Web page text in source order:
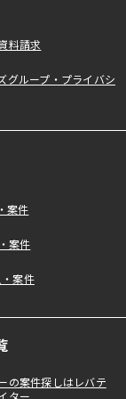
料請求
グループ・プライバシ
案件
案件
案件
の案件探しはレバテ